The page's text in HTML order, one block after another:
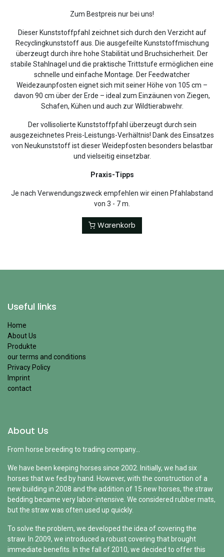
Zum Bestpreis nur bei uns!
Dieser Kunststoffpfahl zeichnet sich durch den Verzicht auf
Recyclingkunststoff aus. Die ausgefeilte Kunststoffmischung
überzeugt durch ihre hohe Stabilität und Bruchsicherheit. Der
stabile Stahlnagel und die praktische Trittstufe ermöglichen eine
schnelle und einfache Montage. Der Feedwatcher
Weidezaunpfosten eignet sich mit seiner Höhe von 105 cm –
davon 90 cm über der Erde – ideal zum Einzäunen von Ziegen,
Schafen, Kühen und auch zur Wildtierabwehr.
Der vollisolierte Kunststoffpfahl überzeugt durch sein
ausgezeichnetes Preis-Leistungs-Verhältnis! Dank des Einsatzes
von Neukunststoff ist dieser Weidepfosten besonders belastbar
und vielseitig einsetzbar.
Praxis-Tipps
Je nach Verwendungszweck empfehlen wir einen Pfahlabstand
von 3 - 7 m.
Warenkorb
Useful links
Home
About Us
Produkte
our terms and conditions
Privacy Policy
Imprint
contact
About Us
From horse breeding to trading company...
We have been keeping horses since 2002. Initially, we had six
horses that we fed by hand. However, with the construction of a
new building in 2008 and the addition of 15 new horses, the straw
bedding became very labor-intensive. We considered rubber mats,
but the straw was often used up quickly.
To solve the problem, we developed the idea of ​​​​covering the
straw. In 2009, we introduced a robust covering that brought
immediate benefits. In the fall of 2010, we decided to offer this